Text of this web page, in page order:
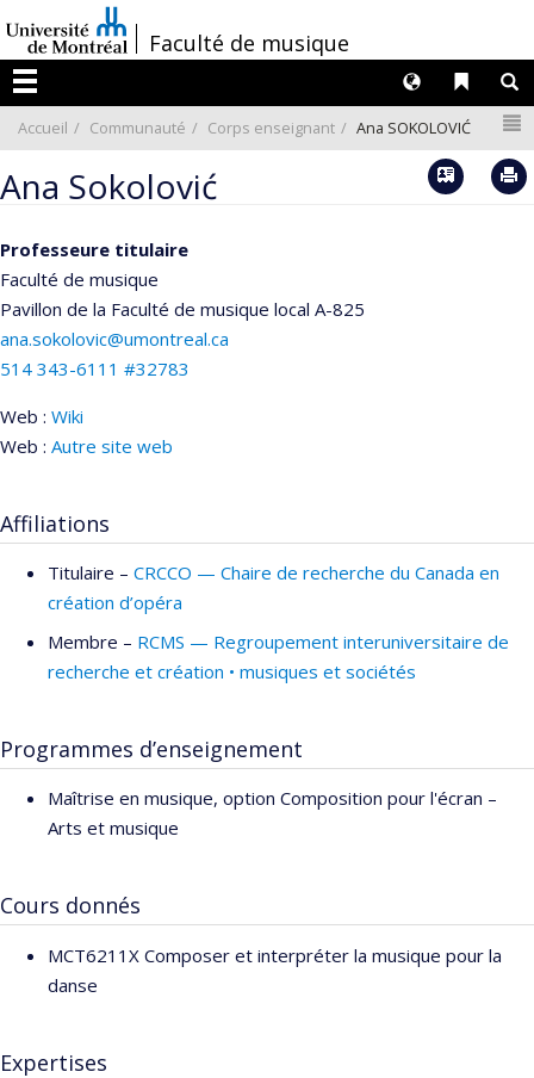
au
contenu
/Faculté de musique
Menu
Liens
Langues
Accueil Communauté Corps enseignant Ana SOKOLOVIĆ
Ana Sokolović Vcard
Professeure titulaire
Faculté de musique
Pavillon de la Faculté de musique local A-825
ana.sokolovic@umontreal.ca
514 343-6111 #32783
Web : Wiki
Web : Autre site web
Affiliations
Titulaire – CRCCO — Chaire de recherche du Canada en
création d’opéra
Membre – RCMS — Regroupement interuniversitaire de
recherche et création • musiques et sociétés
Programmes d’enseignement
Maîtrise en musique, option Composition pour l'écran –
Arts et musique
Cours donnés
MCT6211X Composer et interpréter la musique pour la
danse
Expertises